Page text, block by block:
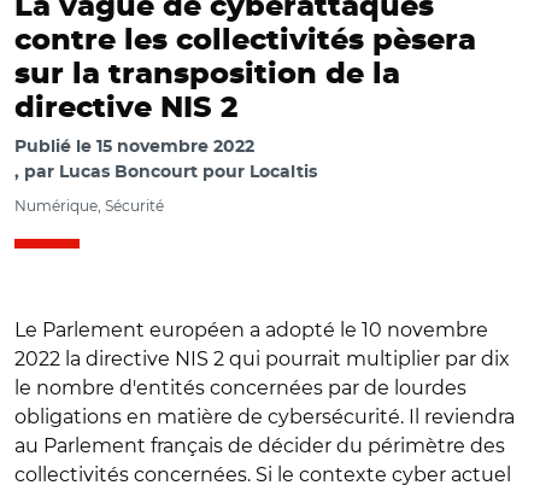
La vague de cyberattaques
contre les collectivités pèsera
sur la transposition de la
directive NIS 2
Publié le 15 novembre 2022
par Lucas Boncourt pour Localtis
Numérique, Sécurité
Le Parlement européen a adopté le 10 novembre
2022 la directive NIS 2 qui pourrait multiplier par dix
le nombre d'entités concernées par de lourdes
obligations en matière de cybersécurité. Il reviendra
au Parlement français de décider du périmètre des
collectivités concernées. Si le contexte cyber actuel